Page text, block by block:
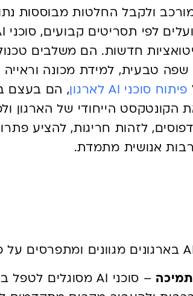
ולקבל החלטות מבוססות
חדשות. הם משלבים
שפה טבעית, למידת מכונה
פיתוח סוכני AI לארגון
, הם בעצם
הקונטקסט הייחודי של הארגון
לזהות חריגות, להציע
אנושית מתמדת.